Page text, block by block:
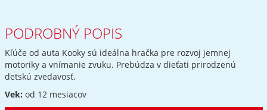
PODROBNÝ POPIS
Kľúče od auta Kooky sú ideálna hračka pre rozvoj jemnej
motoriky a vnímanie zvuku. Prebúdza v dieťati prirodzenú
detskú zvedavosť.
Vek: od 12 mesiacov